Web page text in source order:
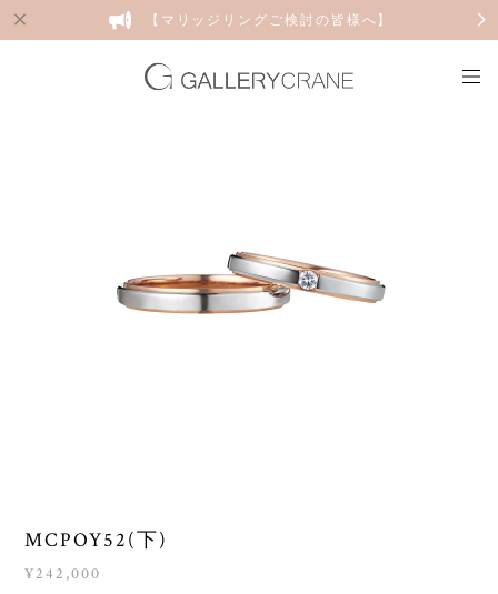
【マリッジリングご検討の皆様へ】
MCPOY52(下)
¥242,000